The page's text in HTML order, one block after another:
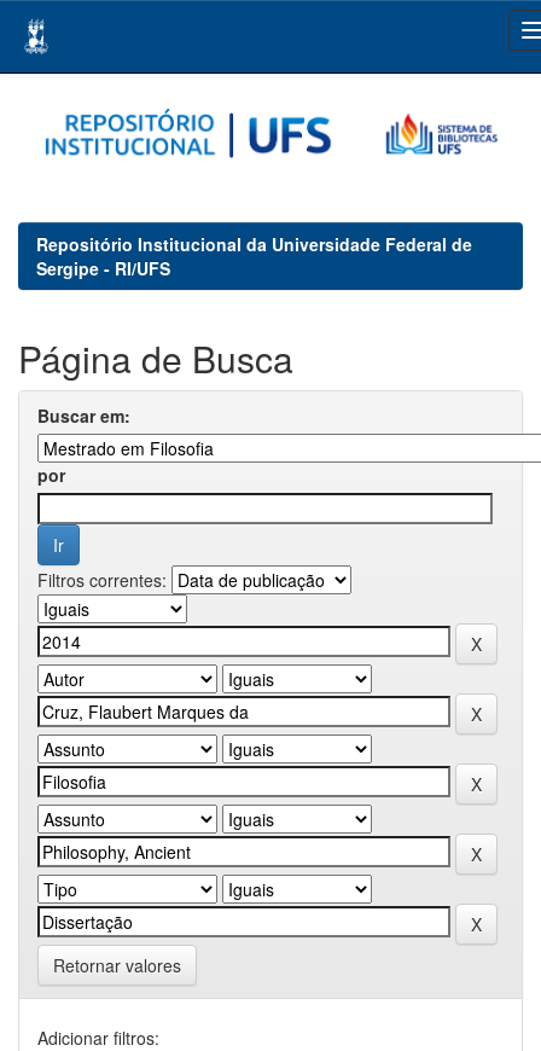
navigation
Repositório Institucional da Universidade Federal de
Sergipe - RI/UFS
Página de Busca
Buscar em:
por
Filtros correntes:
Retornar valores
Adicionar filtros: